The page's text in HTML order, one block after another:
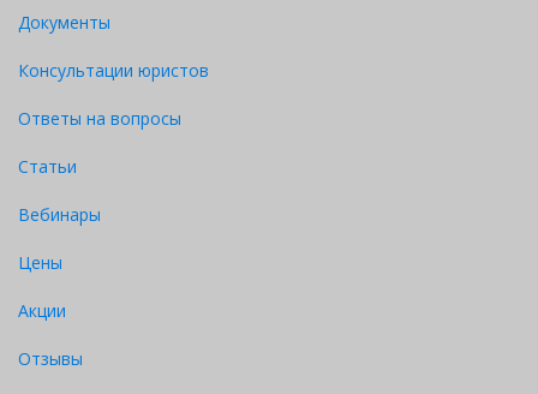
Документы
Консультации юристов
Ответы на вопросы
Статьи
Вебинары
Цены
Акции
Отзывы